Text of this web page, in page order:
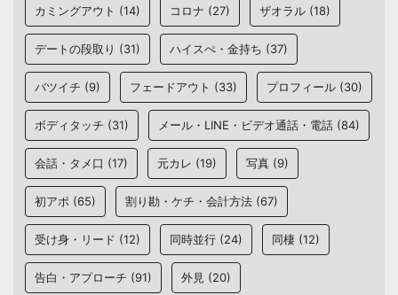
カミングアウト (14) コロナ (27) ザオラル (18)
デートの段取り (31) ハイスぺ・金持ち (37)
バツイチ (9) フェードアウト (33) プロフィール (30)
ボディタッチ (31) メール・LINE・ビデオ通話・電話 (84)
会話・タメ口 (17) 元カレ (19) 写真 (9)
初アポ (65) 割り勘・ケチ・会計方法 (67)
受け身・リード (12) 同時並行 (24) 同棲 (12)
告白・アプローチ (91) 外見 (20)